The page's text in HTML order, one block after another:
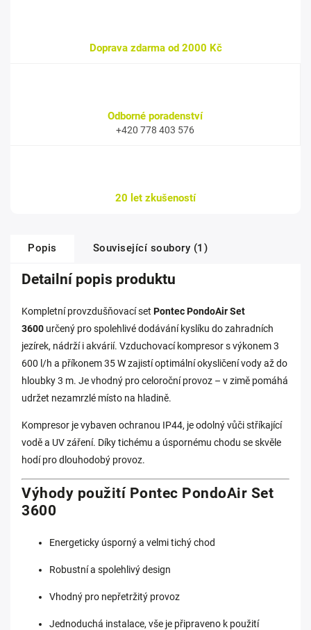
Doprava zdarma od 2000 Kč
Odborné poradenství
+420 778 403 576
20 let zkušeností
Popis Související soubory (1)
Detailní popis produktu
Kompletní provzdušňovací set Pontec PondoAir Set
3600 určený pro spolehlivé dodávání kyslíku do zahradních
jezírek, nádrží i akvárií. Vzduchovací kompresor s výkonem 3
600 l/h a příkonem 35 W zajistí optimální okysličení vody až do
hloubky 3 m. Je vhodný pro celoroční provoz – v zimě pomáhá
udržet nezamrzlé místo na hladině.
Kompresor je vybaven ochranou IP44, je odolný vůči stříkající
vodě a UV záření. Díky tichému a úspornému chodu se skvěle
hodí pro dlouhodobý provoz.
Výhody použití Pontec PondoAir Set
3600
Energeticky úsporný a velmi tichý chod
Robustní a spolehlivý design
Vhodný pro nepřetržitý provoz
Jednoduchá instalace, vše je připraveno k použití